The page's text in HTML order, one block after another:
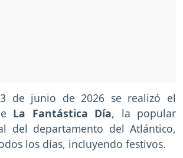
de junio de 2026 se realizó el
La Fantástica Día, la popular
del departamento del Atlántico,
los días, incluyendo festivos.